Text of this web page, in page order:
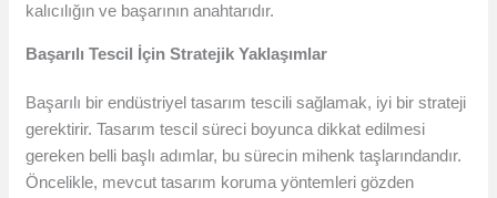
kalıcılığın ve başarının anahtarıdır.
Başarılı Tescil İçin Stratejik Yaklaşımlar
Başarılı bir endüstriyel tasarım tescili sağlamak, iyi bir strateji
gerektirir. Tasarım tescil süreci boyunca dikkat edilmesi
gereken belli başlı adımlar, bu sürecin mihenk taşlarındandır.
Öncelikle, mevcut tasarım koruma yöntemleri gözden